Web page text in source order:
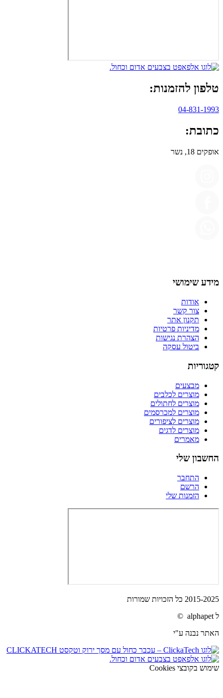
טלפון להזמנות:
04-831-1993
כתובת:
אופקים 18, נשר
מידע שימושי
אודות
צור קשר
תקנון אתר
מדיניות פרטיות
הצהרת נגישות
ביטול עסקה
קטגוריות
מבצעים
מוצרים לכלבים
מוצרים לחתולים
מוצרים למכרסמים
מוצרים לציפורים
מוצרים לדגים
מאמרים
החשבון שלי
התחבר
הרשם
הזמנות שלי
2015-2025 כל הזכויות שמורות
ל alphapet ©
האתר נבנה ע"י
שימוש בקובצי Cookies